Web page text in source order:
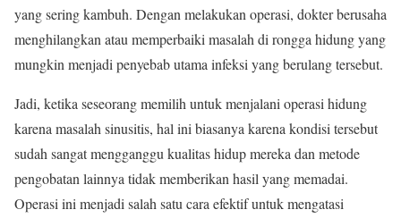
yang sering kambuh. Dengan melakukan operasi, dokter berusaha
menghilangkan atau memperbaiki masalah di rongga hidung yang
mungkin menjadi penyebab utama infeksi yang berulang tersebut.
Jadi, ketika seseorang memilih untuk menjalani operasi hidung
karena masalah sinusitis, hal ini biasanya karena kondisi tersebut
sudah sangat mengganggu kualitas hidup mereka dan metode
pengobatan lainnya tidak memberikan hasil yang memadai.
Operasi ini menjadi salah satu cara efektif untuk mengatasi